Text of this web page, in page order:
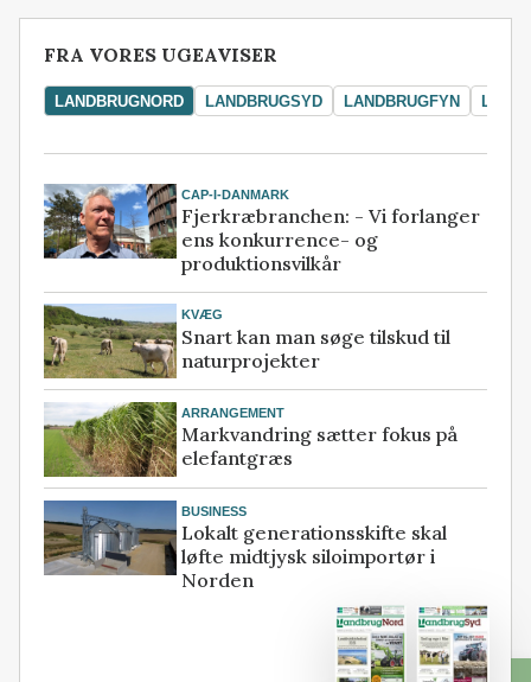
FRA VORES UGEAVISER
LANDBRUGNORD LANDBRUGSYD LANDBRUGFYN
CAP-I-DANMARK
Fjerkræbranchen: - Vi forlanger
ens konkurrence- og
produktionsvilkår
KVÆG
Snart kan man søge tilskud til
naturprojekter
ARRANGEMENT
Markvandring sætter fokus på
elefantgræs
BUSINESS
Lokalt generationsskifte skal
løfte midtjysk siloimportør i
Norden